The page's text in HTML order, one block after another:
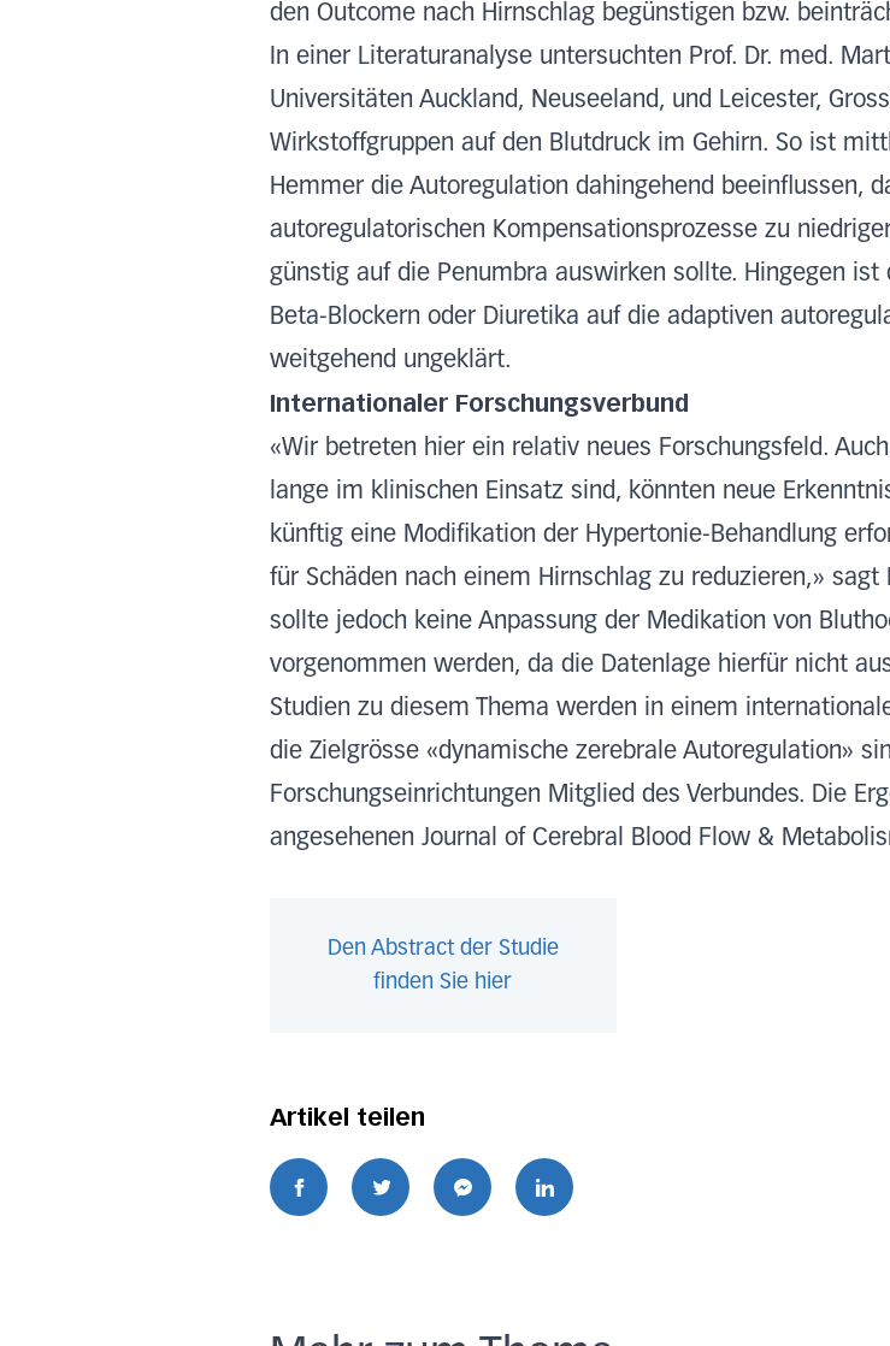
den Outcome nach Hirnschlag begünstigen bzw.
In einer Literaturanalyse untersuchten Prof. Dr. med.
Universitäten Auckland, Neuseeland, und Leicester,
Wirkstoffgruppen auf den Blutdruck im Gehirn. So ist
Hemmer die Autoregulation dahingehend beeinflussen,
autoregulatorischen Kompensationsprozesse zu
günstig auf die Penumbra auswirken sollte. Hingegen
Beta-Blockern oder Diuretika auf die adaptiven
weitgehend ungeklärt.
Internationaler Forschungsverbund
«Wir betreten hier ein relativ neues Forschungsfeld.
lange im klinischen Einsatz sind, könnten neue
künftig eine Modifikation der Hypertonie-Behandlung
für Schäden nach einem Hirnschlag zu reduzieren,»
sollte jedoch keine Anpassung der Medikation von
vorgenommen werden, da die Datenlage hierfür nicht
Studien zu diesem Thema werden in einem
die Zielgrösse «dynamische zerebrale Autoregulation»
Forschungseinrichtungen Mitglied des Verbundes. Die
angesehenen Journal of Cerebral Blood Flow &
Den Abstract der Studie
finden Sie hier
Artikel teilen